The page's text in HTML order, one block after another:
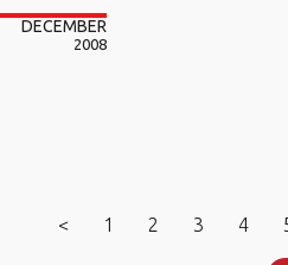
DECEMBER
2008
< 1 2 3 4